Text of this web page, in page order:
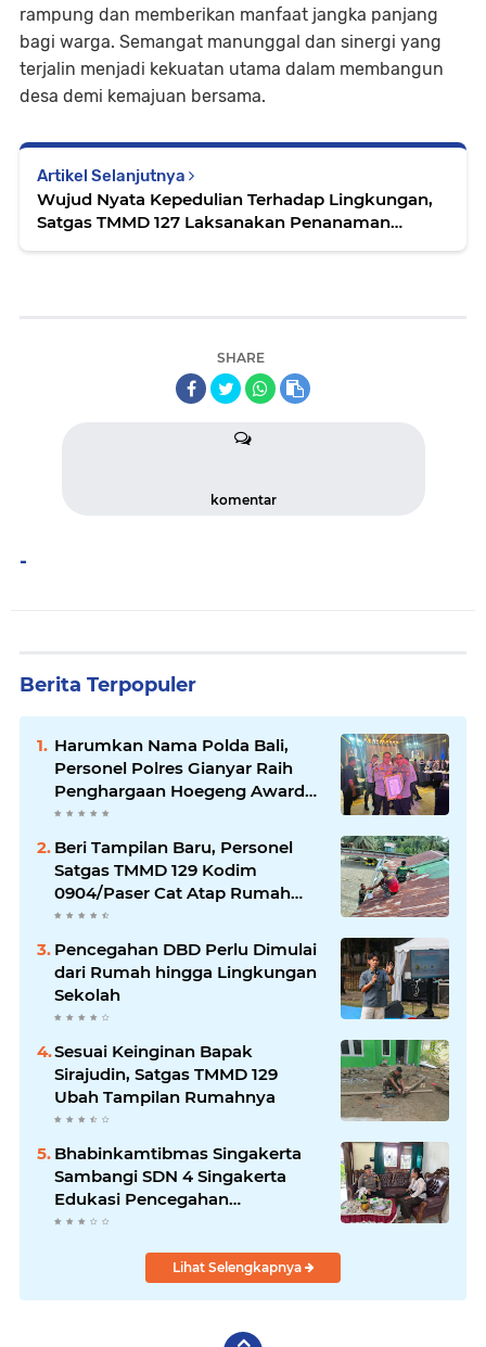
rampung dan memberikan manfaat jangka panjang
bagi warga. Semangat manunggal dan sinergi yang
terjalin menjadi kekuatan utama dalam membangun
desa demi kemajuan bersama.
Artikel Selanjutnya
Wujud Nyata Kepedulian Terhadap Lingkungan,
Satgas TMMD 127 Laksanakan Penanaman
SHARE
komentar
-
Berita Terpopuler
Harumkan Nama Polda Bali,
Personel Polres Gianyar Raih
Penghargaan Hoegeng Awards
2026
Beri Tampilan Baru, Personel
Satgas TMMD 129 Kodim
0904/Paser Cat Atap Rumah
Marbot
Pencegahan DBD Perlu Dimulai
dari Rumah hingga Lingkungan
Sekolah
Sesuai Keinginan Bapak
Sirajudin, Satgas TMMD 129
Ubah Tampilan Rumahnya
Bhabinkamtibmas Singakerta
Sambangi SDN 4 Singakerta
Edukasi Pencegahan
Penculikan Anak
Lihat Selengkapnya